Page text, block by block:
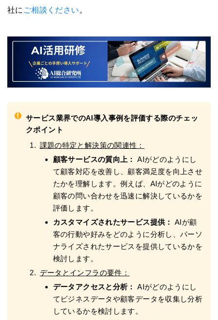
社に ご相談ください 。
!
サービス業界でのAI導入事例を評価する際のチェッ
クポイント
課題の特定と解決策の関連性：
顧客サービスの質向上：
AIがどのようにし
て顧客対応を改善し、顧客満足度を向上させ
たかを理解します。例えば、AIがどのように
顧客の問い合わせを迅速に解決しているかを
評価します。
カスタマイズされたサービス提供：
AIが顧
客の行動や好みをどのように分析し、パーソ
ナライズされたサービスを提供しているかを
検討します。
データとインフラの要件：
データアクセスと分析：
AIがどのようにし
てビジネスデータや顧客データを収集し分析
しているかを検討します。